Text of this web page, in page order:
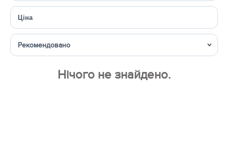
Ціна
Сортувати
Нічого не знайдено.